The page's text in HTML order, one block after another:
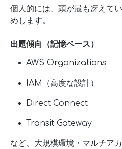
個人的には、頭が最も冴えて
めします。
出題傾向（記憶ベース）
AWS Organizations
IAM（高度な設計）
Direct Connect
Transit Gateway
など、大規模環境・マルチア